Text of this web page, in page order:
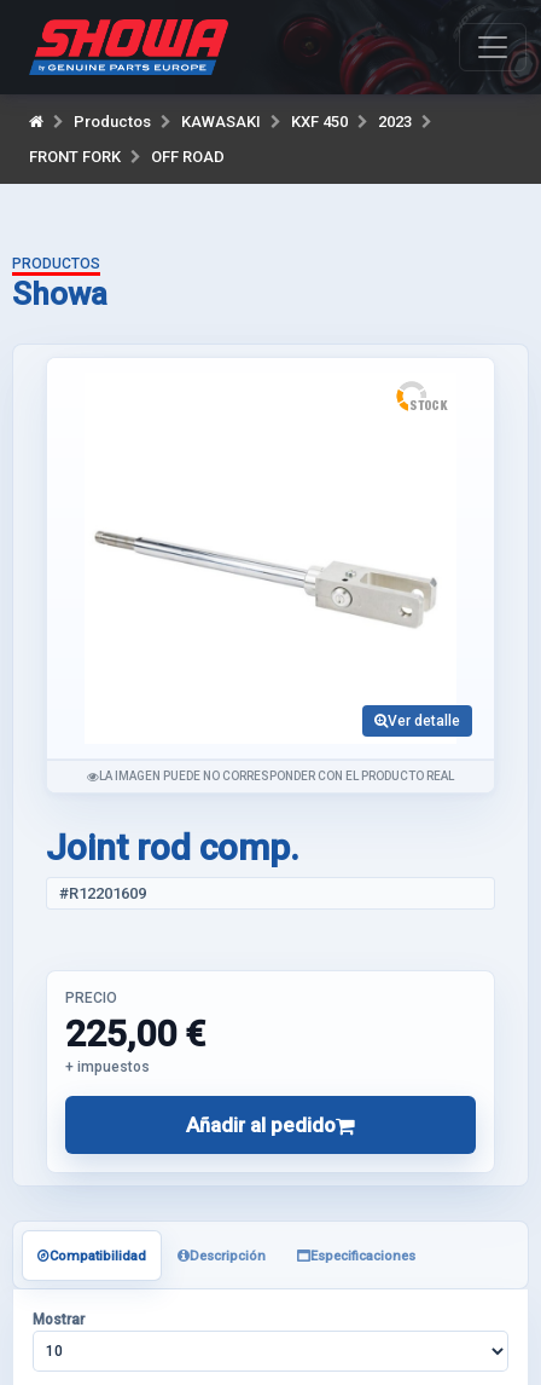
Productos KAWASAKI KXF 450
2023
FRONT FORK
OFF ROAD
PRODUCTOS
Showa
Ver detalle
LA IMAGEN PUEDE NO CORRESPONDER CON EL PRODUCTO REAL
Joint rod comp.
#R12201609
PRECIO
225,00 €
+ impuestos
Añadir al pedido
Compatibilidad Descripción Especificaciones
Mostrar